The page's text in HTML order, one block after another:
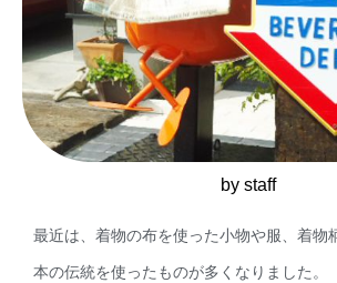
by staff
最近は、着物の布を使った小物や服、着物
本の伝統を使ったものが多くなりました。